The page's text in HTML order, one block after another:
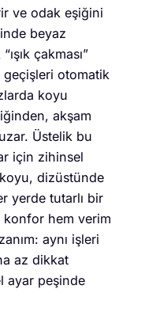
ve odak eşiğini
beyaz
çakması”
otomatik
koyu
akşam
Üstelik bu
için zihinsel
dizüstünde
yerde tutarlı bir
hem verim
aynı işleri
az dikkat
ayar peşinde